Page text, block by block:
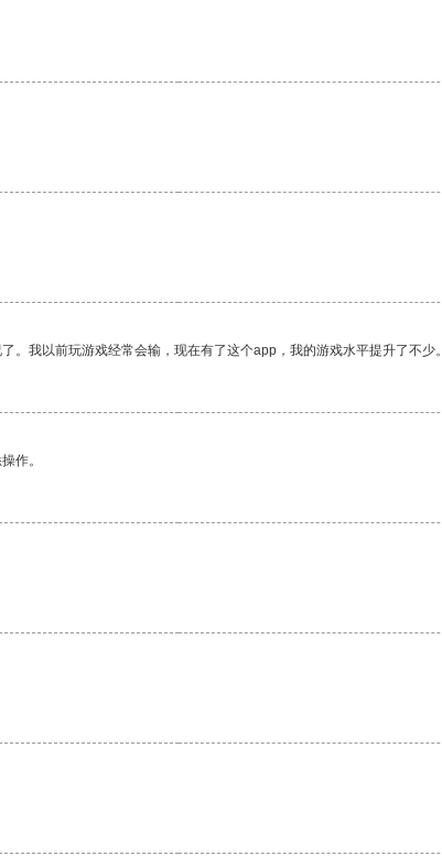
我以前玩游戏经常会输，现在有了这个app，我的游戏水平提升了不少。
作。